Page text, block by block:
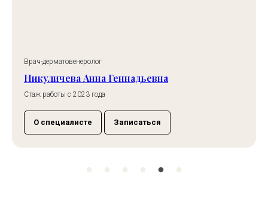
Врач-дерматовенеролог
Никуличева Анна Геннадьевна
Стаж работы с 2023 года
О специалисте Записаться